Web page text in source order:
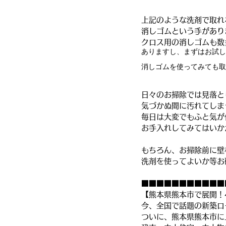
上記のような洗剤で取
消しゴムという手があ
クロス用の消しゴムも
ありますし、まずはお試
消しゴムを使ってみても
日々のお掃除では見落
気づかぬ間に汚れてし
毎日は大変でもふと気
お手入れしてみてはい
もちろん、お掃除前に
洗剤を使ってよいか等
【熊本県熊本市で展開
今、全国で話題の新築
ついに、熊本県熊本市